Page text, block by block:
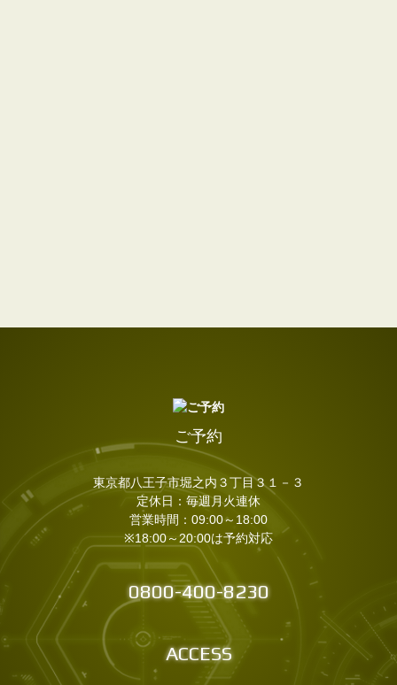
ご予約
東京都八王子市堀之内３丁目３１－３
定休日：毎週月火連休
営業時間：09:00～18:00
※18:00～20:00は予約対応
0800-400-8230
ACCESS